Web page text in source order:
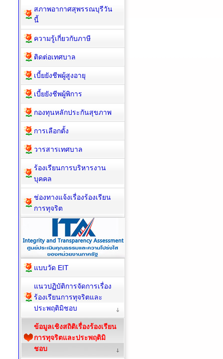
สภาพอากาศสุพรรณบุรีวัน
นี้
ความรู้เกี่ยวกับภาษี
ติดต่อเทศบาล
เบี้ยยังชีพผู้สูงอายุ
เบี้ยยังชีพผู้พิการ
กองทุนหลักประกันสุขภาพ
การเลือกตั้ง
วารสารเทศบาล
ร้องเรียนการบริหารงาน
บุคคล
ช่องทางแจ้งเรื่องร้องเรียน
การทุจริต
แบบวัด EIT
แนวปฏิบัติการจัดการเรื่อง
ร้องเรียนการทุจริตและ
ประพฤติมิชอบ
ข้อมูลเชิงสถิติเรื่องร้องเรียน
การทุจริตและประพฤติมิ
ชอบ